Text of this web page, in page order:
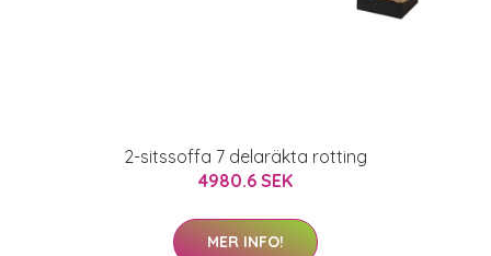
2-sitssoffa 7 delaräkta rotting
4980.6 SEK
MER INFO!